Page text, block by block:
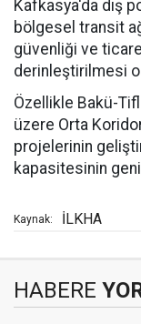
Kafkasya'da dış
bölgesel transit
güvenliği ve
derinleştirilmesi
Özellikle Bakü-
üzere Orta
projelerinin
kapasitesinin
Kaynak: İLKHA
HABERE